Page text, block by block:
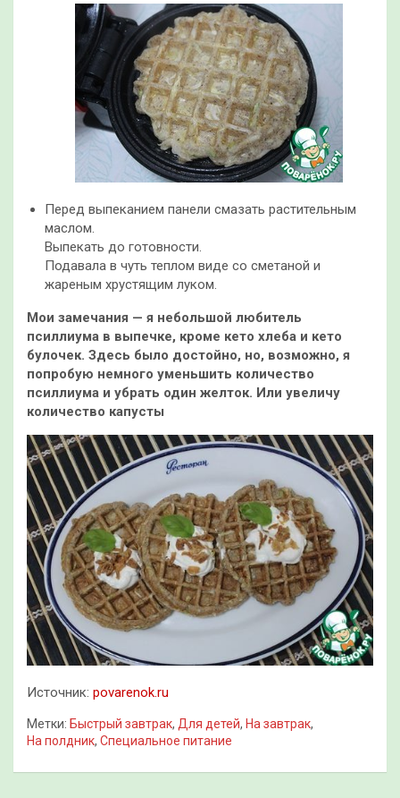
Перед выпеканием панели смазать растительным
маслом.
Выпекать до готовности.
Подавала в чуть теплом виде со сметаной и
жареным хрустящим луком.
Мои замечания — я небольшой любитель
псиллиума в выпечке, кроме кето хлеба и кето
булочек. Здесь было достойно, но, возможно, я
попробую немного уменьшить количество
псиллиума и убрать один желток. Или увеличу
количество капусты
Источник: povarenok.ru
Метки: Быстрый завтрак, Для детей, На завтрак,
На полдник, Специальное питание